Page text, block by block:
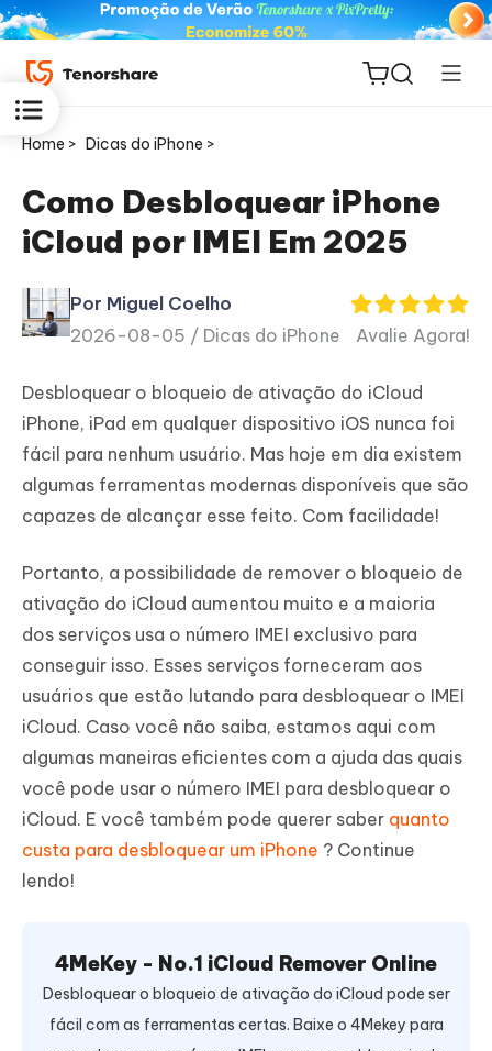
for iOS
PDF
Editor
iAnyGo
Home > Dicas do iPhone >
Como Desbloquear iPhone
iCloud por IMEI Em 2025
Por Miguel Coelho
2026-08-05 / Dicas do iPhone Avalie Agora!
Desbloquear o bloqueio de ativação do iCloud
iPhone, iPad em qualquer dispositivo iOS nunca foi
fácil para nenhum usuário. Mas hoje em dia existem
algumas ferramentas modernas disponíveis que são
capazes de alcançar esse feito. Com facilidade!
Portanto, a possibilidade de remover o bloqueio de
ativação do iCloud aumentou muito e a maioria
dos serviços usa o número IMEI exclusivo para
conseguir isso. Esses serviços forneceram aos
usuários que estão lutando para desbloquear o IMEI
iCloud. Caso você não saiba, estamos aqui com
algumas maneiras eficientes com a ajuda das quais
você pode usar o número IMEI para desbloquear o
iCloud. E você também pode querer saber quanto
custa para desbloquear um iPhone ? Continue
lendo!
4MeKey - No.1 iCloud Remover Online
Desbloquear o bloqueio de ativação do iCloud pode ser
fácil com as ferramentas certas. Baixe o 4Mekey para